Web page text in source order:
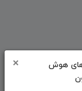
های هوش
×